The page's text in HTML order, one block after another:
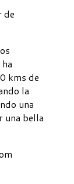
de
kms de
la
una
una bella